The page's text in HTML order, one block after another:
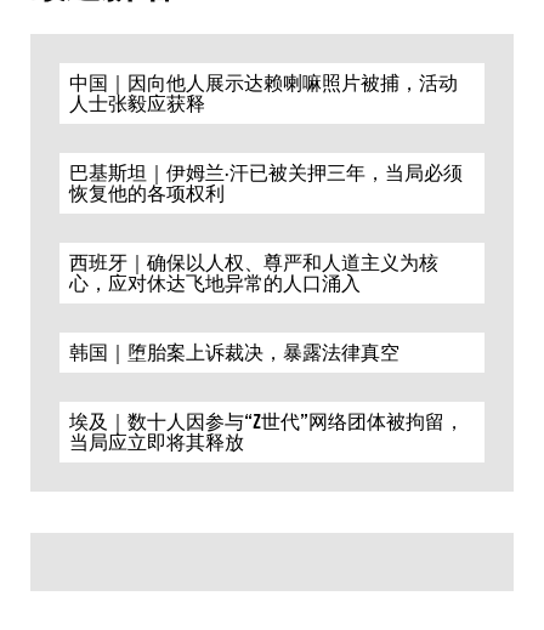
中国｜因向他人展示达赖喇嘛照片被捕，活动
人士张毅应获释
巴基斯坦｜伊姆兰·汗已被关押三年，当局必须
恢复他的各项权利
西班牙｜确保以人权、尊严和人道主义为核
心，应对休达飞地异常的人口涌入
韩国｜堕胎案上诉裁决，暴露法律真空
埃及｜数十人因参与“Z世代”网络团体被拘留，
当局应立即将其释放